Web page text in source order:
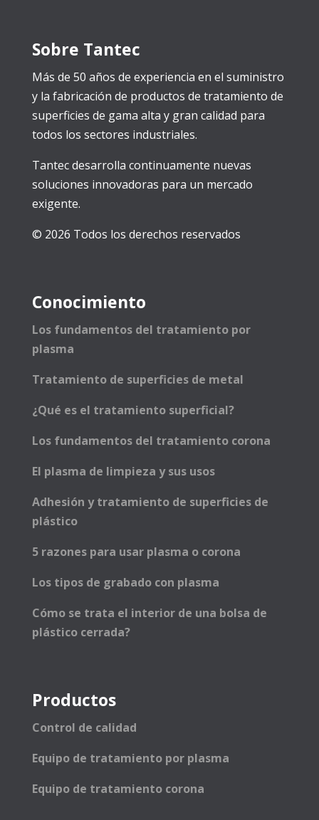
Sobre Tantec
Más de 50 años de experiencia en el suministro
y la fabricación de productos de tratamiento de
superficies de gama alta y gran calidad para
todos los sectores industriales.
Tantec desarrolla continuamente nuevas
soluciones innovadoras para un mercado
exigente.
© 2026 Todos los derechos reservados
Conocimiento
Los fundamentos del tratamiento por
plasma
Tratamiento de superficies de metal
¿Qué es el tratamiento superficial?
Los fundamentos del tratamiento corona
El plasma de limpieza y sus usos
Adhesión y tratamiento de superficies de
plástico
5 razones para usar plasma o corona
Los tipos de grabado con plasma
Cómo se trata el interior de una bolsa de
plástico cerrada?
Productos
Control de calidad
Equipo de tratamiento por plasma
Equipo de tratamiento corona